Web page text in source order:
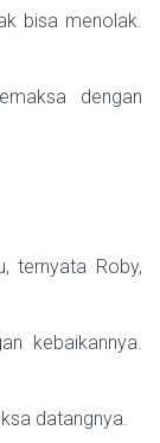
bisa menolak.
dengan
ternyata Roby,
kebaikannya.
datangnya.